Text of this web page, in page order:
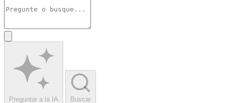
Preguntar a la IA Buscar